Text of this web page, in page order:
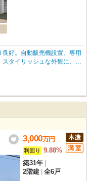
好。自動販売機設置、専用
タイリッシュな外観に、オ
3年間の稼働率は約98%を
るといえます。・契約不適
約２．５万円／年）・現状
3,000万円
利回り
9.88%
築31年
2階建 全6戸